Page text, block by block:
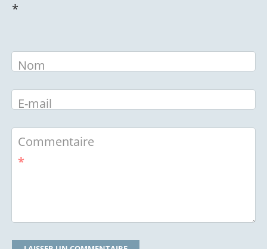
*
Nom
E-mail
Commentaire
*